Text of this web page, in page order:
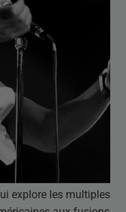
explore les multiples